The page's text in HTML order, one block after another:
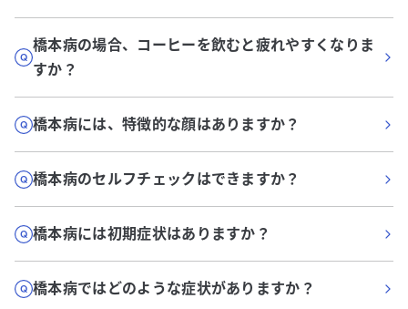
橋本病の場合、コーヒーを飲むと疲れやすくなりま
すか？
橋本病には、特徴的な顔はありますか？
橋本病のセルフチェックはできますか？
橋本病には初期症状はありますか？
橋本病ではどのような症状がありますか？